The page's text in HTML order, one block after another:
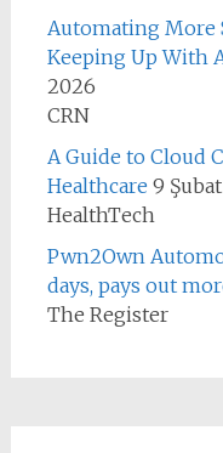
Automating More
Keeping Up With
2026
CRN
A Guide to Cloud
Healthcare 9
HealthTech
Pwn2Own
days, pays out
The Register